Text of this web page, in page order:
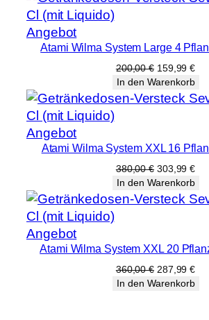
200,00 €
AngebotProdukt
im
Angebot
Atami Wilma System Large 4
200,00€
Preis
war:
200,00 €
159,99€
ist:
In den Warenkorb
AngebotProdukt
im
Angebot
Atami Wilma System XXL 16
380,00€
Preis
war:
380,00 €
303,99€
ist:
In den Warenkorb
AngebotProdukt
im
Angebot
Atami Wilma System XXL 20
360,00€
Preis
287,99€
In den Warenkorb